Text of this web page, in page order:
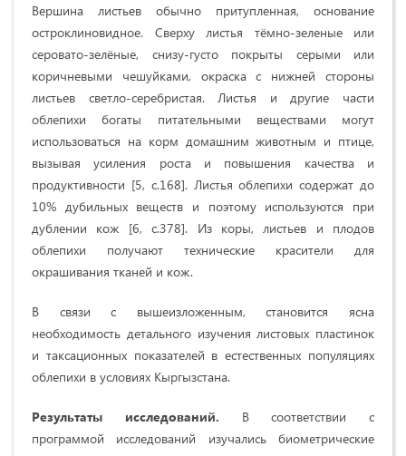
Вершина листьев обычно притупленная, основание
остроклиновидное. Сверху листья тёмно-зеленые или
серовато-зелёные, снизу-густо покрыты серыми или
коричневыми чешуйками, окраска с нижней стороны
листьев светло-серебристая. Листья и другие части
облепихи богаты питательными веществами могут
использоваться на корм домашним животным и птице,
вызывая усиления роста и повышения качества и
продуктивности [5, c.168]. Листья облепихи содержат до
10% дубильных веществ и поэтому используются при
дублении кож [6, c.378]. Из коры, листьев и плодов
облепихи получают технические красители для
окрашивания тканей и кож.
В связи с вышеизложенным, становится ясна
необходимость детального изучения листовых пластинок
и таксационных показателей в естественных популяциях
облепихи в условиях Кыргызстана.
Результаты исследований. В соответствии с
пpoгpaммой иccлeдoвaний изучaлись биометрические